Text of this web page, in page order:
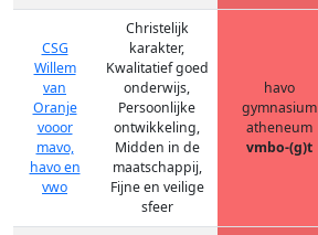
CSG
Willem
van
Oranje
vooor
mavo,
havo en
vwo
Christelijk
karakter,
Kwalitatief goed
onderwijs,
Persoonlijke
ontwikkeling,
Midden in de
maatschappij,
Fijne en veilige
sfeer
havo
gymnasium
atheneum
vmbo-(g)t